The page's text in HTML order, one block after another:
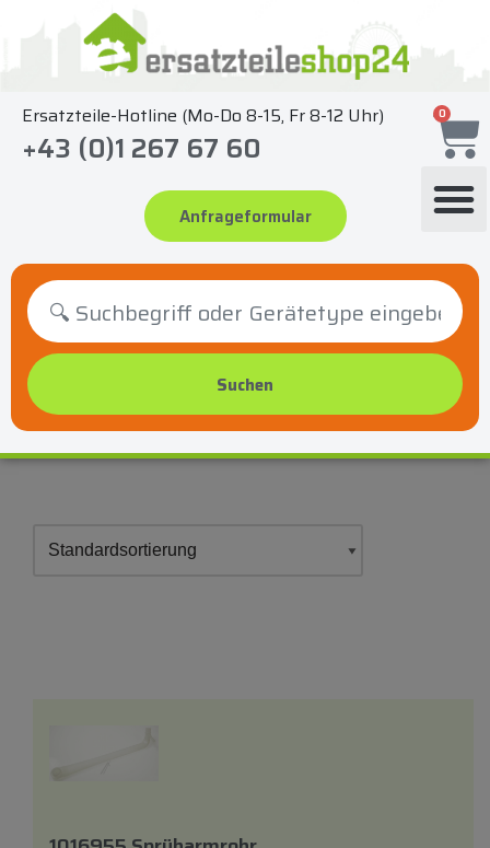
springen
Ersatzteile-Hotline (Mo-Do 8-15, Fr 8-12 Uhr)
+43 (0)1 267 67 60
Anfrageformular
0